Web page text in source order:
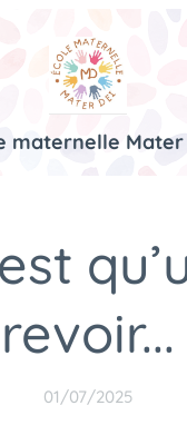
maternelle Mater
revoir...
01/07/2025